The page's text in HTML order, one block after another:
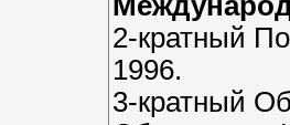
2-кратный
1996.
3-кратный